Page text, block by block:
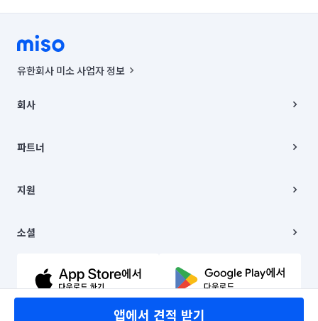
앱에서 견적 받기
유한회사 미소 사업자 정보
00019 |
주소 | 본사: 서울특별시 종로구 율곡로 6(중학동, 트윈트리빌딩) B동 5층
컨택센터 : 서울특별시 종로구 수송동 율곡로 24, 7층, 8층 미소
상품, 상품정보, 거래에 관한 의무와 책임은 거래당사자에게 있습니다.
언론 보도 관련 문의:
© 유한회사 미소. Miso, Inc. All Rights Reserved.
회사
채용
파트너
이사
지원
이용약관
문의하기
소셜
유튜브